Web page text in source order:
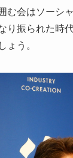
む会はソーシ
り振られた時
ょう。